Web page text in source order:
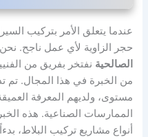
عندما يتعلق الأمر بتركيب
حجر الزاوية لأي عمل ناجح.
الصالحية نفتخر بفريق من
من الخبرة في هذا المجال. تم
مستوى، ولديهم المعرفة
الممارسات الصناعية. هذه
أنواع مشاريع تركيب البلاط،